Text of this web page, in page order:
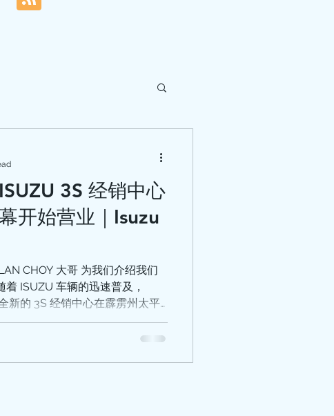
3S 经销中心
开始营业｜Isuzu
CHOY 大哥 为我们介绍我们
新的 3S 经销中心在霹雳州太平
经销以及维修中心将会为